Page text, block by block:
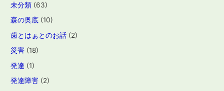
未分類 (63)
森の奥底 (10)
歯とはぁとのお話 (2)
災害 (18)
発達 (1)
発達障害 (2)